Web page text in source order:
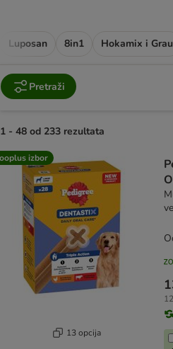
Luposan 8in1 Hokamix i Grau
Pretraži
1 - 48 od 233 rezultata
artikli proizvoda su promijenjeni
izbor
13 opcija